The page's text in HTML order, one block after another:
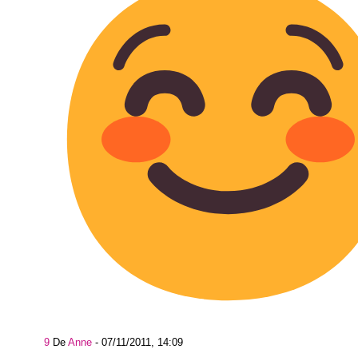
9 De Anne - 07/11/2011, 14:09